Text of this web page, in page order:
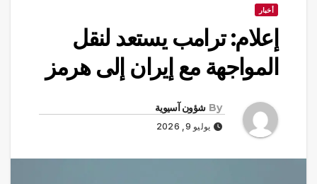
أخبار
إعلام: ترامب يستعد لنقل
المواجهة مع إيران إلى هرمز
By شؤون آسيوية
يوليو 9, 2026